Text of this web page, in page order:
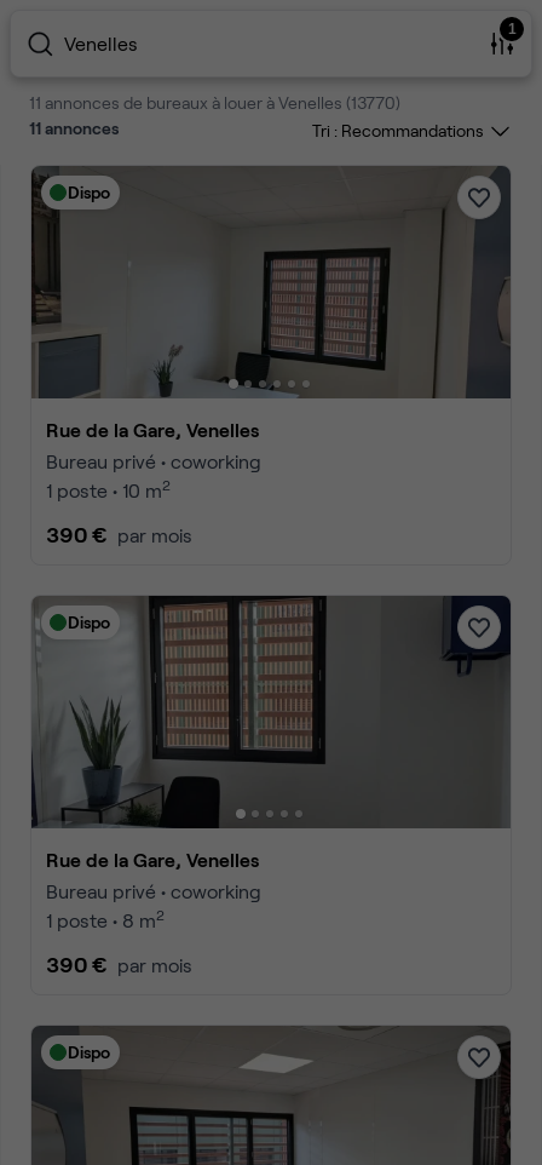
Venelles
1
11 annonces de bureaux à louer à Venelles (13770)
11annonces Tri :
Dispo
Rue de la Gare, Venelles
Bureau privé • coworking
1 poste • 10 m2
390 € par mois
Dispo
Rue de la Gare, Venelles
Bureau privé • coworking
1 poste • 8 m2
390 € par mois
Dispo